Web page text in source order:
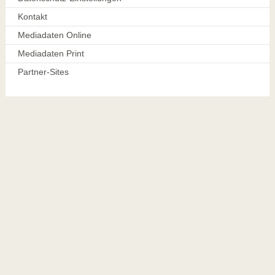
Kontakt
Mediadaten Online
Mediadaten Print
Partner-Sites